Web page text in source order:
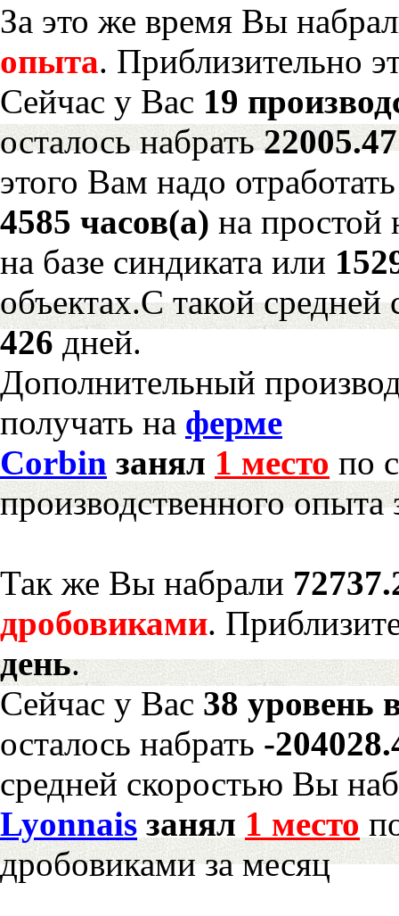
За это же время Вы
опыта. Приблизительно
Сейчас у Вас 19
осталось набрать
этого Вам надо отработать
4585 часов(а) на
на базе синдиката или
объектах.С такой средней
426дней.
Дополнительный
получать на ферме
Corbin занял 1 место по
производственного опыта
Так же Вы набрали
дробовиками.
день.
Сейчас у Вас 38 уровень
осталось набрать -
средней скоростью Вы
Lyonnais занял 1 место
дробовиками за месяц